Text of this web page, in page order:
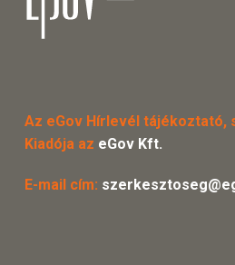
Az eGov Hírlevél tájékoztató,
Kiadója az eGov Kft.
E-mail cím: